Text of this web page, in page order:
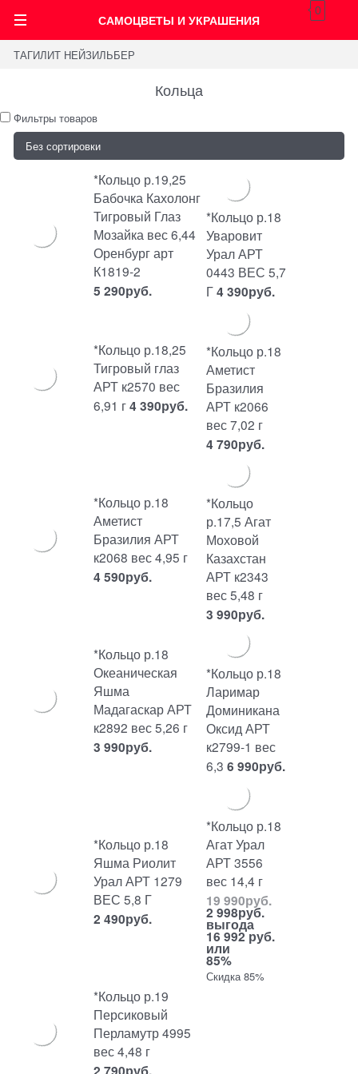
САМОЦВЕТЫ И УКРАШЕНИЯ
0
ТАГИЛИТ НЕЙЗИЛЬБЕР
Кольца
Фильтры товаров
*Кольцо р.19,25
Бабочка Кахолонг
Тигровый Глаз
Мозайка вес 6,44
Оренбург арт
К1819-2
5 290руб.
*Кольцо р.18
Уваровит
Урал АРТ
0443 ВЕС 5,7
Г4 390руб.
*Кольцо р.18,25
Тигровый глаз
АРТ к2570 вес
6,91 г 4 390руб.
*Кольцо р.18
Аметист
Бразилия
АРТ к2066
вес 7,02 г
4 790руб.
*Кольцо р.18
Аметист
Бразилия АРТ
к2068 вес 4,95 г
4 590руб.
*Кольцо
р.17,5 Агат
Моховой
Казахстан
АРТ к2343
вес 5,48 г
3 990руб.
*Кольцо р.18
Океаническая
Яшма
Мадагаскар АРТ
к2892 вес 5,26 г
3 990руб.
*Кольцо р.18
Ларимар
Доминикана
Оксид АРТ
к2799-1 вес
6,3 6 990руб.
*Кольцо р.18
Яшма Риолит
Урал АРТ 1279
ВЕС 5,8 Г
2 490руб.
*Кольцо р.18
Агат Урал
АРТ 3556
вес 14,4 г
19 990руб.
2 998руб.
выгода
16 992 руб.
или
85%
Скидка 85%
*Кольцо р.19
Персиковый
Перламутр 4995
вес 4,48 г